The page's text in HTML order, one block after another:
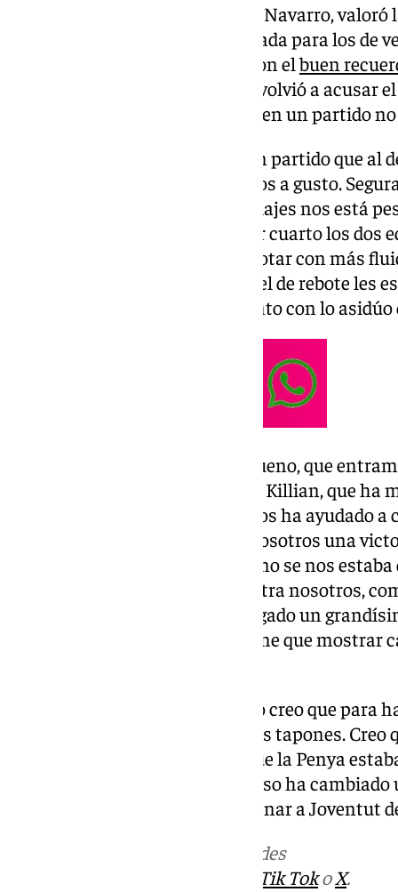
El entrenador del Unicaja, Ibon Navarro, valoró
en una pista complicada para los de
Olímpic de Badalona, aunque con elbuen
conquistada. El técnico cajista volvió a acusar
carácter que tuvieron los suyos en un partido
Valoración. «Creo que ha sido un partido que al
equipos estábamos sintiéndonos a gusto.
semana con los partidos y los viajes nos está
porcentajes tan malos. El tercer cuarto los dos
poquito, hemos empezado a anotar con más
estaba haciendo Joventut a nivel de rebote les
a pesar de esos porcentajes. Junto con lo
Victoria. «Y un último cuarto, bueno, que
hemos pegado un tirón, ahí con Killian, que
importante con dos tapones. Nos ha ayudado
sabido gestionar al final. Para nosotros una
cancha en la que últimamente no se nos
hacía muy buenos partidos contra nosotros,
Contentos porque no hemos jugado un
partidos en el que un equipo tiene que mostrar
Triples de Tillie. «Puede ser, pero creo que para
estos triples de Killian Tillie y los tapones.
porque en ese momento creo que la Penya
el control del rebote y creo que eso ha
terminaba Ibon Navarro tras ganar a Joventut
en las redes
Tik TokoX.